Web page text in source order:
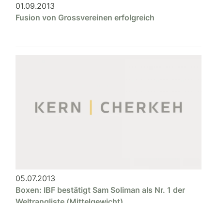
01.09.2013
Fusion von Grossvereinen erfolgreich
05.07.2013
Boxen: IBF bestätigt Sam Soliman als Nr. 1 der